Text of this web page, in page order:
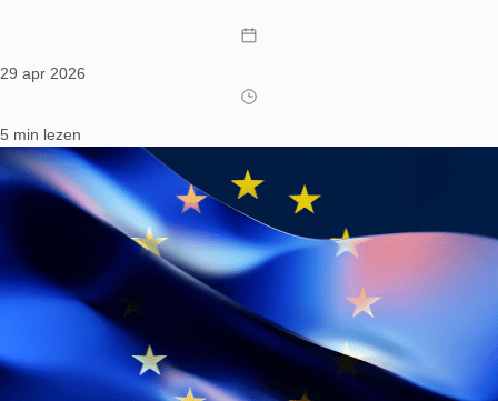
29 apr 2026
5 min lezen